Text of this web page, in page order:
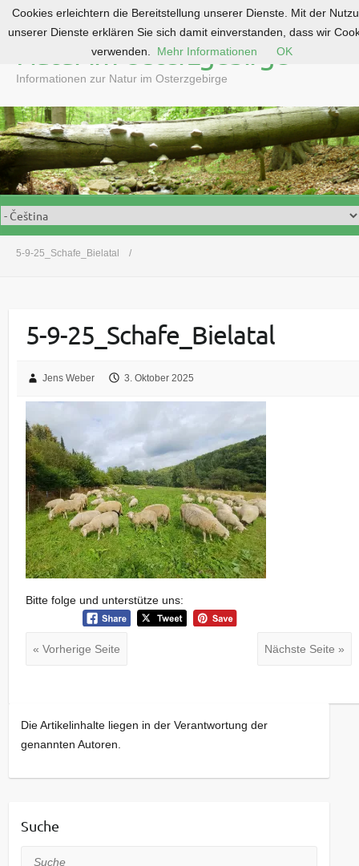
o
c
o
t
e
n
Natur im Osterzgebirge
Informationen zur Natur im Osterzgebirge
5-9-25_Schafe_Bielatal
5-9-25_Schafe_Bielatal
Jens Weber 3. Oktober 2025
Bitte folge und unterstütze uns:
« Vorherige Seite Nächste Seite »
Die Artikelinhalte liegen in der Verantwortung der
genannten Autoren.
Suche
Suche
Cookies erleichtern die Bereitstellung unserer Dienste. Mit der
unserer Dienste erklären Sie sich damit einverstanden, dass wir
verwenden.
Mehr Informationen OK